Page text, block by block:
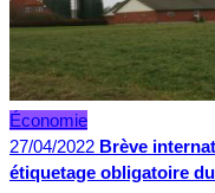
Économie
27/04/2022 Brève
étiquetage obligatoire du